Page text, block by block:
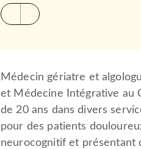
Médecin gériatre et
et Médecine Intégrative au
de 20 ans dans divers
pour des patients
neurocognitif et présentant